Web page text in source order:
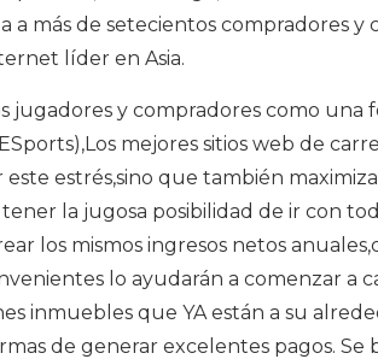
más de setecientos compradores y
líder en Asia.
y compradores como una
mejores sitios web de
estrés,sino que también
la jugosa posibilidad de ir con
los mismos ingresos netos
lo ayudarán a comenzar a
inmuebles que YA están a su
de generar excelentes pagos. Se